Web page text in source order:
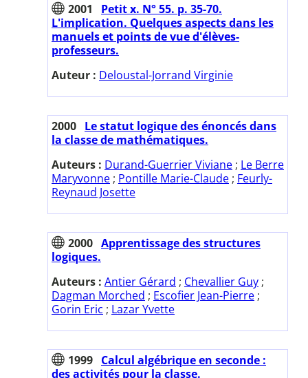
2001
Petit x. N° 55. p. 35-70.
L'implication. Quelques aspects dans les
manuels et points de vue d'élèves-
professeurs.
Auteur : Deloustal-Jorrand Virginie
2000 Le statut logique des énoncés dans
la classe de mathématiques.
Auteurs : Durand-Guerrier Viviane ; Le Berre
Maryvonne ; Pontille Marie-Claude ; Feurly-
Reynaud Josette
2000 Apprentissage des structures
logiques.
Auteurs : Antier Gérard ; Chevallier Guy ;
Dagman Morched ; Escofier Jean-Pierre ;
Gorin Eric ; Lazar Yvette
1999 Calcul algébrique en seconde :
des activités pour la classe.